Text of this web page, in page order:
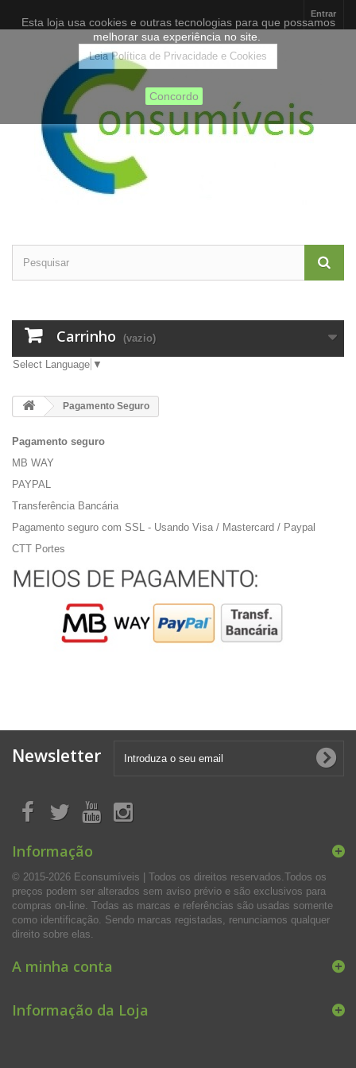
Entrar
Carrinho (vazio)
Select Language ▼
Pagamento Seguro
Pagamento seguro
MB WAY
PAYPAL
Transferência Bancária
Pagamento seguro com SSL - Usando Visa / Mastercard / Paypal
CTT Portes
Newsletter
Informação
© 2015-2026 Econsumíveis | Todos os direitos reservados.Todos os
preços podem ser alterados sem aviso prévio e são exclusivos para
compras on-line. Todas as marcas e referências são usadas somente
como identificação. Sendo marcas registadas, renunciamos qualquer
direito sobre elas.
A minha conta
Informação da Loja
Esta loja usa cookies e outras tecnologias para que possamos
melhorar sua experiência no site.
Leia Política de Privacidade e Cookies
Concordo